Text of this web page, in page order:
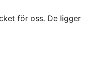
för oss. De ligger